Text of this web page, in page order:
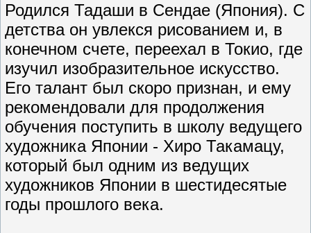
Родился Тадаши в Сендае (Япония). С
детства он увлекся рисованием и, в
конечном счете, переехал в Токио, где
изучил изобразительное искусство.
Его талант был скоро признан, и ему
рекомендовали для продолжения
обучения поступить в школу ведущего
художника Японии - Хиро Такамацу,
который был одним из ведущих
художников Японии в шестидесятые
годы прошлого века.